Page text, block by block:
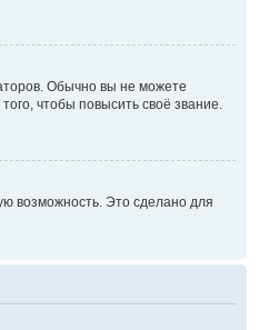
Обычно вы не можете
чтобы повысить своё звание.
возможность. Это сделано для